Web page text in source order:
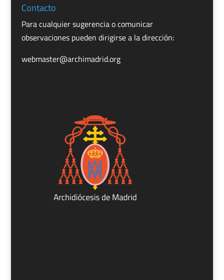
Contacto
Para cualquier sugerencia o comunicar
observaciones pueden dirigirse a la dirección:
webmaster@archimadrid.org